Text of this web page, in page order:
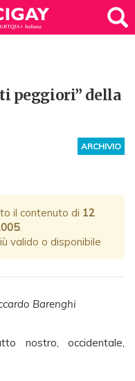
peggiori” della
ARCHIVIO
il contenuto di 12
.
valido o disponibile
Barenghi
nostro, occidentale,